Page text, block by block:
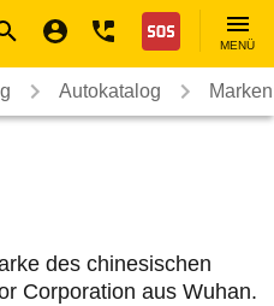
Nothilfe
MENÜ
Autokatalog
des chinesischen
Corporation aus Wuhan.